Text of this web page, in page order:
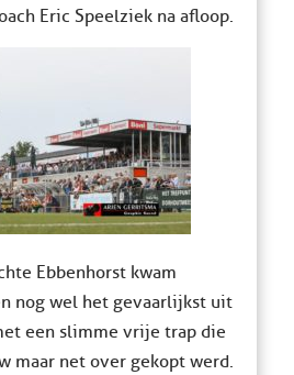
Eric Speelziek na afloop.
Ebbenhorst kwam
nog wel het gevaarlijkst uit
een slimme vrije trap die
maar net over gekopt werd.